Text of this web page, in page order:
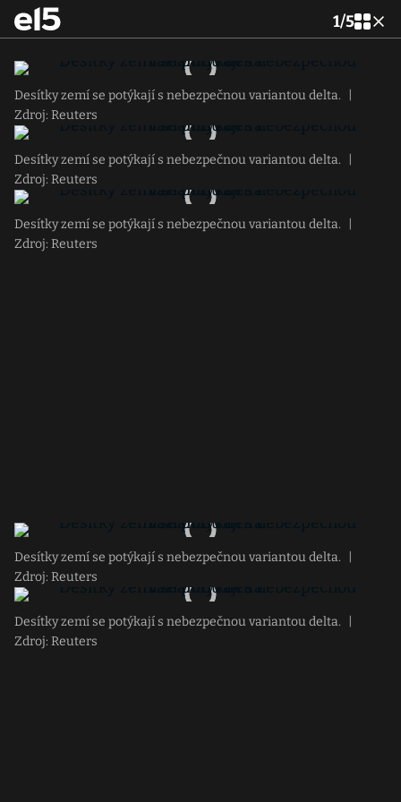
1/5
Desítky zemí se potýkají s nebezpečnou variantou delta.
Zdroj: Reuters
Desítky zemí se potýkají s nebezpečnou variantou delta.
Zdroj: Reuters
Desítky zemí se potýkají s nebezpečnou variantou delta.
Zdroj: Reuters
Desítky zemí se potýkají s nebezpečnou variantou delta.
Zdroj: Reuters
Desítky zemí se potýkají s nebezpečnou variantou delta.
Zdroj: Reuters